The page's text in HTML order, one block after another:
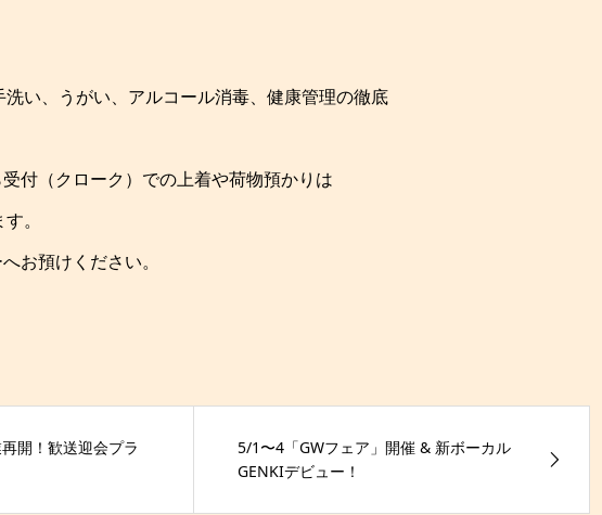
洗い、うがい、アルコール消毒、健康管理の徹底
付（クローク）での上着や荷物預かりは
。
お預けください。
開！歓送迎会プラ
5/1〜4「GWフェア」開催 & 新ボーカル
GENKIデビュー！